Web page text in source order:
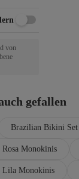
von
gefallen
Brazilian Bikini Set
Monokinis
Lila Monokinis